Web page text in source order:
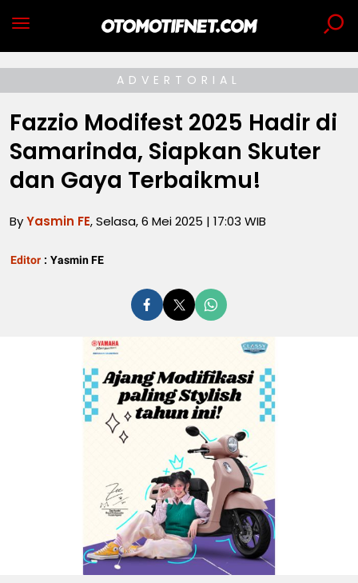
ADVERTORIAL
Fazzio Modifest 2025 Hadir di
Samarinda, Siapkan Skuter
dan Gaya Terbaikmu!
ByYasmin FE, Selasa, 6 Mei 2025 | 17:03 WIB
Editor : Yasmin FE